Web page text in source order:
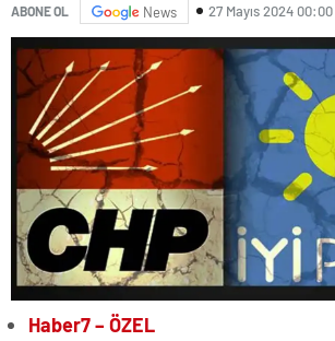
ABONE OL News 27 Mayıs 2024 00:00
Haber7 – ÖZEL